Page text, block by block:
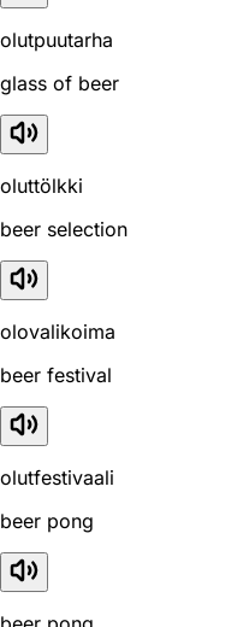
olutpuutarha
glass of beer
oluttölkki
beer selection
olovalikoima
beer festival
olutfestivaali
beer pong